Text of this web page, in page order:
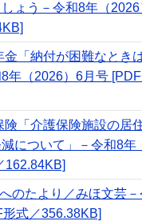
ょう－令和8年（
金「納付が困難なとき
年（2026）6月号
険「介護保険施設の居
について」－令和8年
162.84KB]
のたより／みほ文芸－
式／356.38KB]